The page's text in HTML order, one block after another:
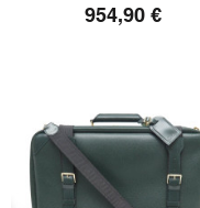
954,90 €